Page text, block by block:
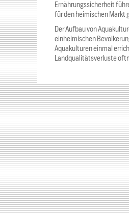
Ernährungssicherheit
für den heimischen Markt
Der Aufbau von
einheimischen
Aquakulturen einmal
Landqualitätsverluste